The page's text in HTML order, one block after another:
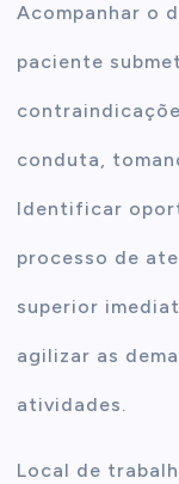
Acompanhar o
paciente
conduta,
Identificar
processo de
superior
agilizar as
atividades.
Local de